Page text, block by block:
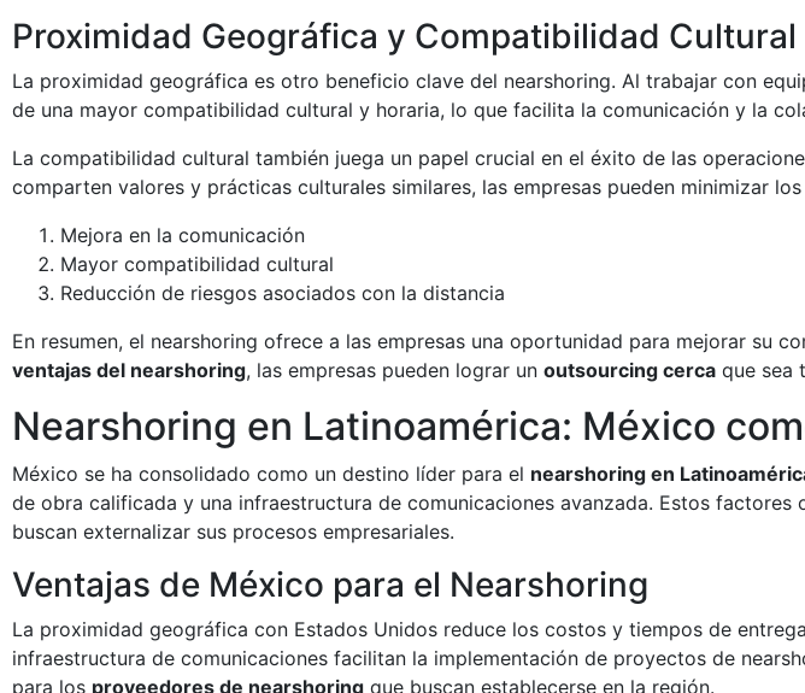
Proximidad Geográfica y Compatibilidad Cultural
La proximidad geográfica es otro beneficio clave del nearshoring. Al trabajar con
de una mayor compatibilidad cultural y horaria, lo que facilita la comunicación y la
La compatibilidad cultural también juega un papel crucial en el éxito de las
comparten valores y prácticas culturales similares, las empresas pueden minimizar
Mejora en la comunicación
Mayor compatibilidad cultural
Reducción de riesgos asociados con la distancia
En resumen, el nearshoring ofrece a las empresas una oportunidad para mejorar su
ventajas del nearshoring, las empresas pueden lograr un outsourcing cerca que sea
Nearshoring en Latinoamérica: México
México se ha consolidado como un destino líder para el nearshoring en
de obra calificada y una infraestructura de comunicaciones avanzada. Estos factores
buscan externalizar sus procesos empresariales.
Ventajas de México para el Nearshoring
La proximidad geográfica con Estados Unidos reduce los costos y tiempos de
infraestructura de comunicaciones facilitan la implementación de proyectos de
para los proveedores de nearshoring que buscan establecerse en la región.